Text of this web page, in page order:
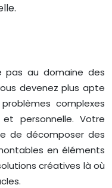
pas au domaine des
devenez plus apte
complexes
personnelle. Votre
de décomposer des
en éléments
créatives là où